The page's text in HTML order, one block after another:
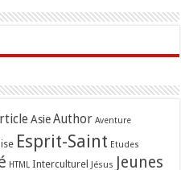
Asie Author Aventure
Esprit-Saint Etudes
HTML Interculturel Jésus Jeunes